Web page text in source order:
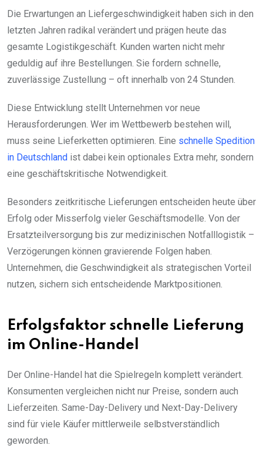
Die Erwartungen an Liefergeschwindigkeit haben sich in den
letzten Jahren radikal verändert und prägen heute das
gesamte Logistikgeschäft. Kunden warten nicht mehr
geduldig auf ihre Bestellungen. Sie fordern schnelle,
zuverlässige Zustellung – oft innerhalb von 24 Stunden.
Diese Entwicklung stellt Unternehmen vor neue
Herausforderungen. Wer im Wettbewerb bestehen will,
muss seine Lieferketten optimieren. Eine schnelle Spedition
in Deutschland ist dabei kein optionales Extra mehr, sondern
eine geschäftskritische Notwendigkeit.
Besonders zeitkritische Lieferungen entscheiden heute über
Erfolg oder Misserfolg vieler Geschäftsmodelle. Von der
Ersatzteilversorgung bis zur medizinischen Notfalllogistik –
Verzögerungen können gravierende Folgen haben.
Unternehmen, die Geschwindigkeit als strategischen Vorteil
nutzen, sichern sich entscheidende Marktpositionen.
Erfolgsfaktor schnelle Lieferung
im Online-Handel
Der Online-Handel hat die Spielregeln komplett verändert.
Konsumenten vergleichen nicht nur Preise, sondern auch
Lieferzeiten. Same-Day-Delivery und Next-Day-Delivery
sind für viele Käufer mittlerweile selbstverständlich
geworden.